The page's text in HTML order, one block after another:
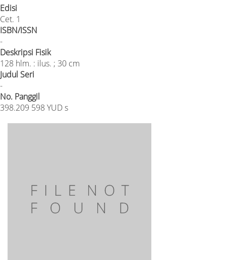
Edisi
Cet. 1
ISBN/ISSN
-
Deskripsi Fisik
128 hlm. : ilus. ; 30 cm
Judul Seri
-
No. Panggil
398.209 598 YUD s